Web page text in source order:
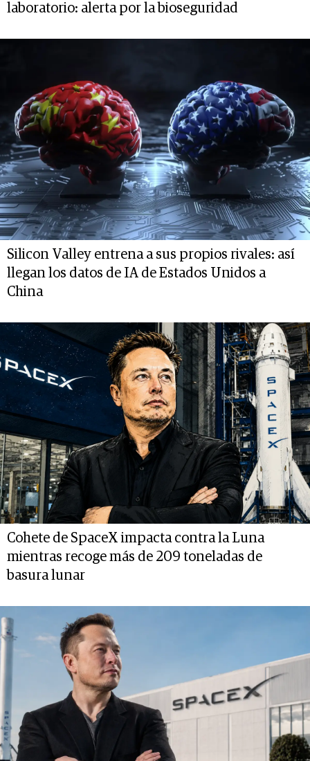
laboratorio: alerta por la bioseguridad
Silicon Valley entrena a sus propios rivales: así
llegan los datos de IA de Estados Unidos a
China
Cohete de SpaceX impacta contra la Luna
mientras recoge más de 209 toneladas de
basura lunar